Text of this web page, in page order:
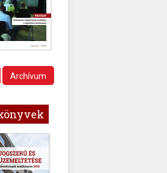
Archívum